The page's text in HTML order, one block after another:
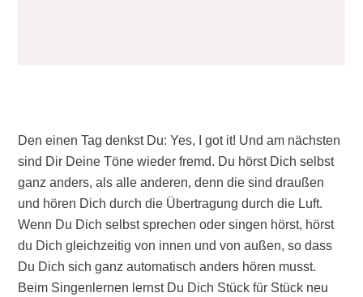
Den einen Tag denkst Du: Yes, I got it! Und am nächsten
sind Dir Deine Töne wieder fremd. Du hörst Dich selbst
ganz anders, als alle anderen, denn die sind draußen
und hören Dich durch die Übertragung durch die Luft.
Wenn Du Dich selbst sprechen oder singen hörst, hörst
du Dich gleichzeitig von innen und von außen, so dass
Du Dich sich ganz automatisch anders hören musst.
Beim Singenlernen lernst Du Dich Stück für Stück neu